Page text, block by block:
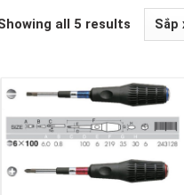
all 5 results